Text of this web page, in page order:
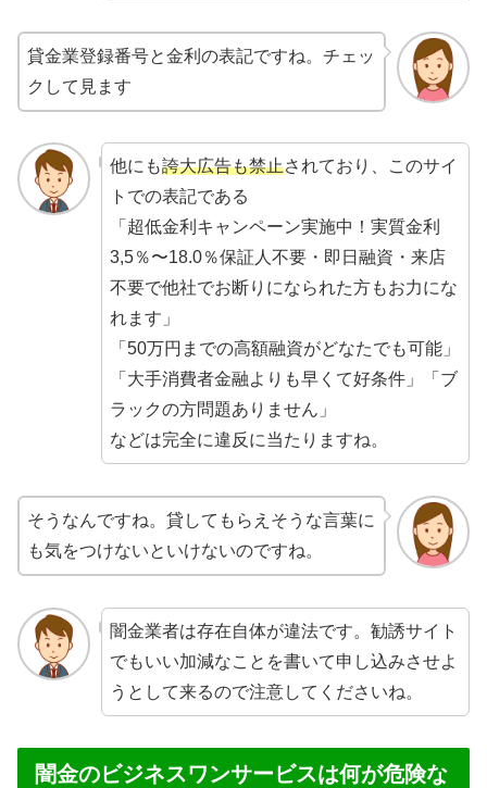
貸金業登録番号と金利の表記ですね。チェッ
クして見ます
他にも誇大広告も禁止されており、このサイ
トでの表記である
「超低金利キャンペーン実施中！実質金利
3,5％〜18.0％保証人不要・即日融資・来店
不要で他社でお断りになられた方もお力にな
れます」
「50万円までの高額融資がどなたでも可能」
「大手消費者金融よりも早くて好条件」「ブ
ラックの方問題ありません」
などは完全に違反に当たりますね。
そうなんですね。貸してもらえそうな言葉に
も気をつけないといけないのですね。
闇金業者は存在自体が違法です。勧誘サイト
でもいい加減なことを書いて申し込みさせよ
うとして来るので注意してくださいね。
闇金のビジネスワンサービスは何が危険な